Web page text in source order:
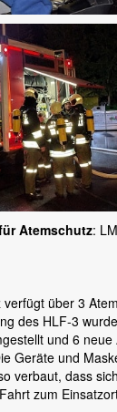
Atemschutz:
über 3
des HLF-3
und 6 neue
Geräte und
verbaut, dass
zum